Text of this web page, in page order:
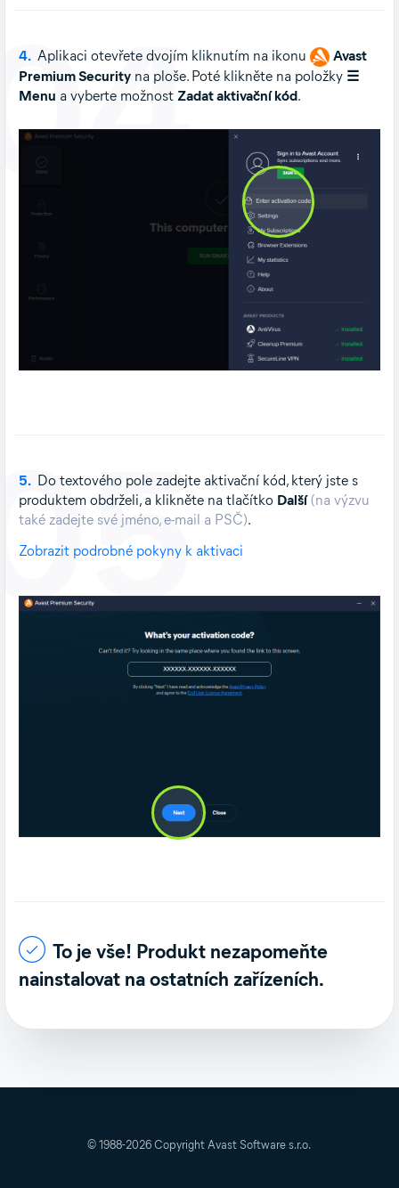
4. Aplikaci otevřete dvojím kliknutím na ikonu
Avast
Premium Security na ploše. Poté klikněte na položky ☰
Menu a vyberte možnost Zadat aktivační kód.
5. Do textového pole zadejte aktivační kód, který jste s
produktem obdrželi, a klikněte na tlačítko Další (na výzvu
také zadejte své jméno, e-mail a PSČ).
Zobrazit podrobné pokyny k aktivaci
To je vše! Produkt nezapomeňte
nainstalovat na ostatních zařízeních.
© 1988-2026 Copyright Avast Software s.r.o.